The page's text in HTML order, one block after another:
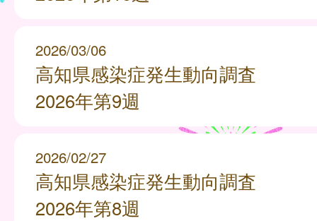
2026/03/06
高知県感染症発生動向調査
2026年第9週
2026/02/27
高知県感染症発生動向調査
2026年第8週